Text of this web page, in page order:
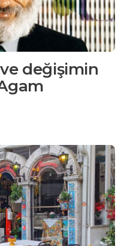
değişimin